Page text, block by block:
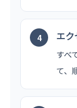
エ
すべ
て、